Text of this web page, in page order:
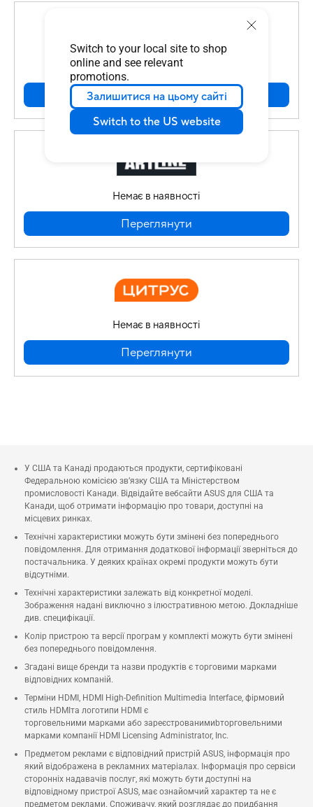
Switch to your local site to shop
online and see relevant
promotions.
Залишитися на цьому сайті
Switch to the US website
Товар в наявності
Переглянути
Немає в наявності
Переглянути
Немає в наявності
Переглянути
У США та Канаді продаються продукти, сертифіковані
Федеральною комісією зв’язку США та Міністерством
промисловості Канади. Відвідайте вебсайти ASUS для США та
Канади, щоб отримати інформацію про товари, доступні на
місцевих ринках.
Технічні характеристики можуть бути змінені без попереднього
повідомлення. Для отримання додаткової інформації зверніться до
постачальника. У деяких країнах окремі продукти можуть бути
відсутніми.
Технічні характеристики залежать від конкретної моделі.
Зображення надані виключно з ілюстративною метою. Докладніше
див. специфікації.
Колір пристрою та версії програм у комплекті можуть бути змінені
без попереднього повідомлення.
Згадані вище бренди та назви продуктів є торговими марками
відповідних компаній.
Терміни HDMI, HDMI High-Definition Multimedia Interface, фірмовий
стиль HDMIта логотипи HDMI є
торговельними марками або зареєстрованимиbторговельними
марками компанії HDMI Licensing Administrator, Inc.
Предметом реклами є відповідний пристрій ASUS, інформація про
який відображена в рекламних матеріалах. Інформація про сервіси
сторонніх надавачів послуг, які можуть бути доступні на
відповідному пристрої ASUS, має ознайомчий характер та не є
предметом реклами. Споживачу, який розглядає до придбання